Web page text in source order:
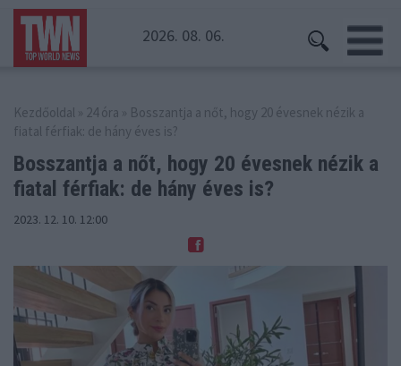
2026. 08. 06.
Kezdőoldal » 24 óra » Bosszantja a nőt, hogy 20 évesnek nézik a
fiatal férfiak: de hány éves is?
Bosszantja a nőt, hogy 20 évesnek nézik a
fiatal férfiak: de hány éves is?
2023. 12. 10. 12:00